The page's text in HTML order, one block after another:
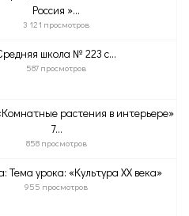
Россия »...
3 121 просмотров
школа № 223 с...
587 просмотров
растения в интерьере»
7...
858 просмотров
Тема урока: «Культура XX века»
955 просмотров